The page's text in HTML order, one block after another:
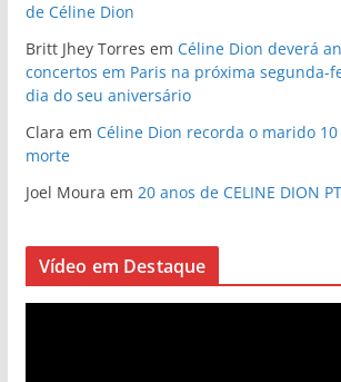
de Céline Dion
Britt Jhey Torres em Céline Dion deverá
concertos em Paris na próxima segunda-
dia do seu aniversário
Clara em Céline Dion recorda o marido
morte
Joel Moura em 20 anos de CELINE DION
Vídeo em Destaque